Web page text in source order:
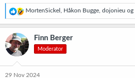
R
e
a
s
j
n
e
MortenSickel Håkon Bugge dojonieu og
Finn Berger
Moderator
29 Nov 2024